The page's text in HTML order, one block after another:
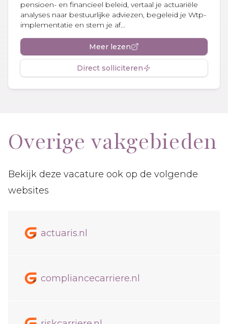
pensioen- en financieel beleid, vertaal je actuariële
analyses naar bestuurlijke adviezen, begeleid je Wtp-
implementatie en stem je af...
Meer lezen
Direct solliciteren
Overige vakgebieden
Bekijk deze vacature ook op de volgende
websites
actuaris.nl
compliancecarriere.nl